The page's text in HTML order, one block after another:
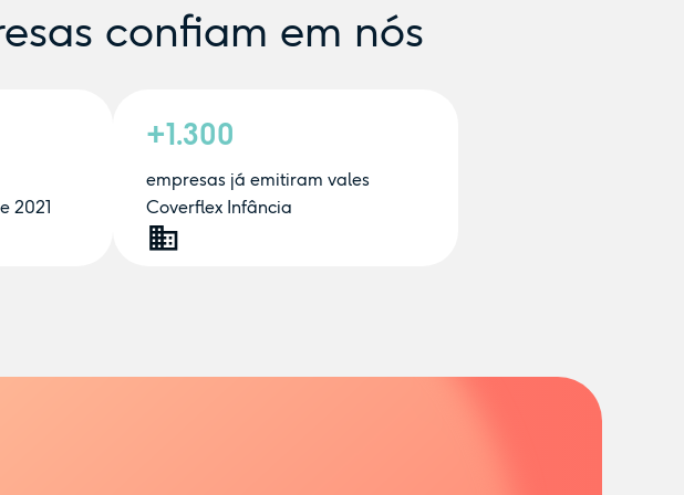
confiam em nós
2021
+1.300
empresas já emitiram vales
Coverflex Infância